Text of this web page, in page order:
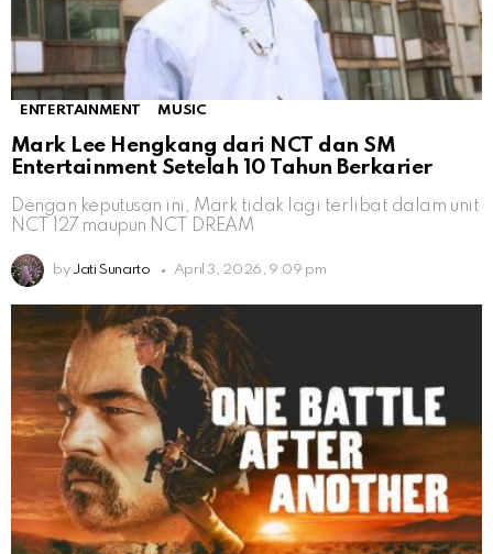
ENTERTAINMENT MUSIC
Mark Lee Hengkang dari NCT dan SM
Entertainment Setelah 10 Tahun Berkarier
Dengan keputusan ini, Mark tidak lagi terlibat dalam unit
NCT 127 maupun NCT DREAM
by Jati Sunarto April 3, 2026, 9:09 pm